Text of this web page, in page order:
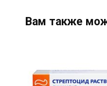
Вам также